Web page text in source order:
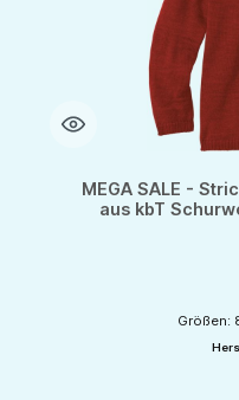
MEGA SALE -
aus kbT
Größen: